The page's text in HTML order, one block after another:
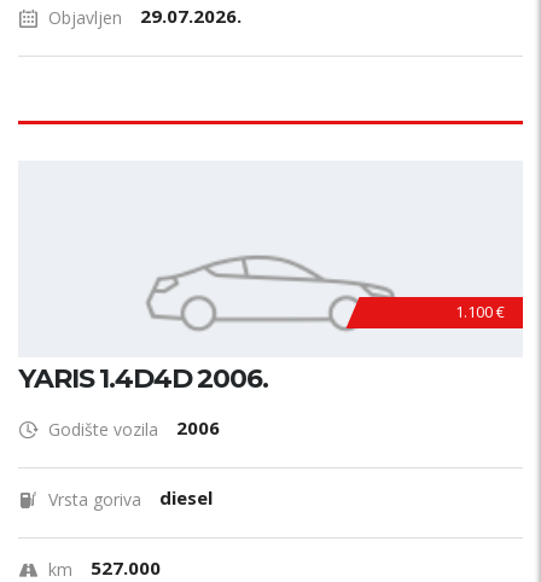
Objavljen 29.07.2026.
1.100 €
YARIS 1.4D4D 2006.
Godište vozila 2006
Vrsta goriva diesel
km 527.000